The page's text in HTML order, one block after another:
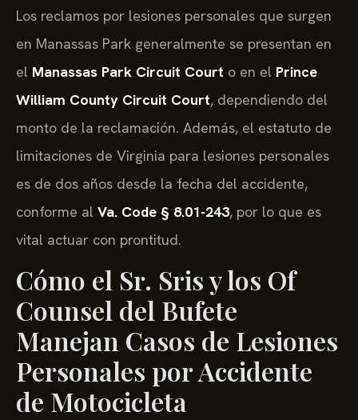
Los reclamos por lesiones personales que surgen
en Manassas Park generalmente se presentan en
el Manassas Park Circuit Court o en el Prince
William County Circuit Court, dependiendo del
monto de la reclamación. Además, el estatuto de
limitaciones de Virginia para lesiones personales
es de dos años desde la fecha del accidente,
conforme al Va. Code § 8.01-243, por lo que es
vital actuar con prontitud.
Cómo el Sr. Sris y los Of
Counsel del Bufete
Manejan Casos de Lesiones
Personales por Accidente
de Motocicleta